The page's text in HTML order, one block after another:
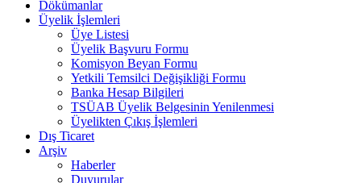
Dökümanlar
Üyelik İşlemleri
Üye Listesi
Üyelik Başvuru Formu
Komisyon Beyan Formu
Yetkili Temsilci Değişikliği Formu
Banka Hesap Bilgileri
TSÜAB Üyelik Belgesinin Yenilenmesi
Üyelikten Çıkış İşlemleri
Dış Ticaret
Arşiv
Haberler
Duyurular